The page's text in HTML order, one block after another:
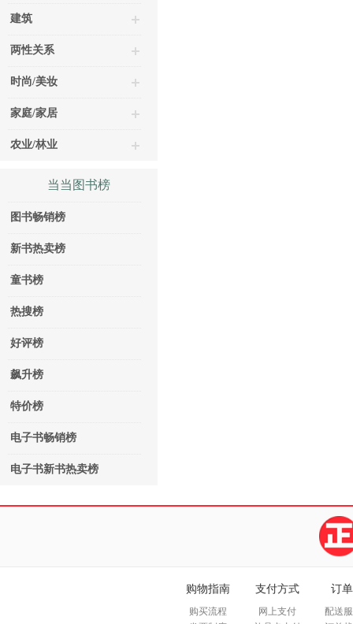
建筑
两性关系
时尚/美妆
家庭/家居
农业/林业
当当图书榜
图书畅销榜
新书热卖榜
童书榜
热搜榜
好评榜
飙升榜
特价榜
电子书畅销榜
电子书新书热卖榜
购物指南
购买流程
支付方式
网上支付
订
配送